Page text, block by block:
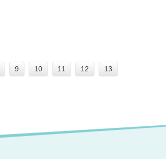
9 10 11 12
13